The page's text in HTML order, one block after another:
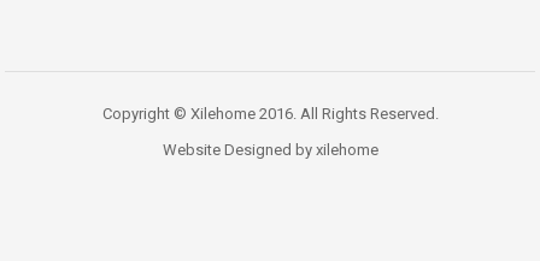
Copyright © Xilehome 2016. All Rights Reserved.
Website Designed by xilehome